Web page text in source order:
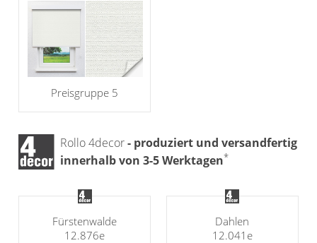
Preisgruppe 5
Rollo 4decor- produziert und versandfertig
innerhalb von 3-5 Werktagen*
Fürstenwalde
12.876e
Dahlen
12.041e